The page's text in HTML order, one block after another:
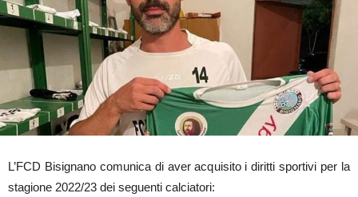
L’FCD Bisignano comunica di aver acquisito i diritti sportivi per la
stagione 2022/23 dei seguenti calciatori: